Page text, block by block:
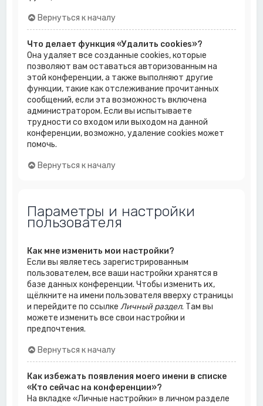
Вернуться к началу
Что делает функция «Удалить cookies»?
Она удаляет все созданные cookies, которые
позволяют вам оставаться авторизованным на
этой конференции, а также выполняют другие
функции, такие как отслеживание прочитанных
сообщений, если эта возможность включена
администратором. Если вы испытываете
трудности со входом или выходом на данной
конференции, возможно, удаление cookies может
помочь.
Вернуться к началу
Параметры и настройки
пользователя
Как мне изменить мои настройки?
Если вы являетесь зарегистрированным
пользователем, все ваши настройки хранятся в
базе данных конференции. Чтобы изменить их,
щёлкните на имени пользователя вверху страницы
и перейдите по ссылкеЛичный раздел. Там вы
можете изменить все свои настройки и
предпочтения.
Вернуться к началу
Как избежать появления моего имени в списке
«Кто сейчас на конференции»?
На вкладке «Личные настройки» в личном разделе